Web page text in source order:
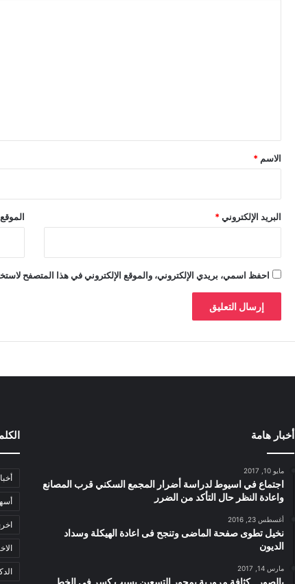
*
الاسم *
البريد الإلكتروني*
احفظ اسمي، بريدي الإلكتروني، والموقع الإلكتروني في هذا المتصفح
أخبار هامة
مايو 10, 2017
اجتماع في اسيوط لدراسة أضرار المجمع السكني قرب المصانع
واعادة النظر حال التأكد من الضرر
أغسطس 23, 2016
نخيل تطوى صفحة الماضى وتنجح فى اعادة الهيكلة وسداد
الديون
مارس 14, 2017